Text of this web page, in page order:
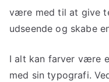
være med til at give
udseende og skabe
I alt kan farver være
med sin typografi.